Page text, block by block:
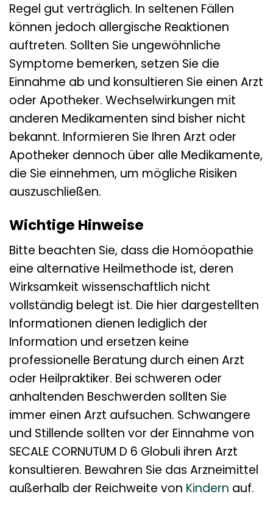
Regel gut verträglich. In seltenen Fällen
können jedoch allergische Reaktionen
auftreten. Sollten Sie ungewöhnliche
Symptome bemerken, setzen Sie die
Einnahme ab und konsultieren Sie einen Arzt
oder Apotheker. Wechselwirkungen mit
anderen Medikamenten sind bisher nicht
bekannt. Informieren Sie Ihren Arzt oder
Apotheker dennoch über alle Medikamente,
die Sie einnehmen, um mögliche Risiken
auszuschließen.
Wichtige Hinweise
Bitte beachten Sie, dass die Homöopathie
eine alternative Heilmethode ist, deren
Wirksamkeit wissenschaftlich nicht
vollständig belegt ist. Die hier dargestellten
Informationen dienen lediglich der
Information und ersetzen keine
professionelle Beratung durch einen Arzt
oder Heilpraktiker. Bei schweren oder
anhaltenden Beschwerden sollten Sie
immer einen Arzt aufsuchen. Schwangere
und Stillende sollten vor der Einnahme von
SECALE CORNUTUM D 6 Globuli ihren Arzt
konsultieren. Bewahren Sie das Arzneimittel
außerhalb der Reichweite von Kindern auf.